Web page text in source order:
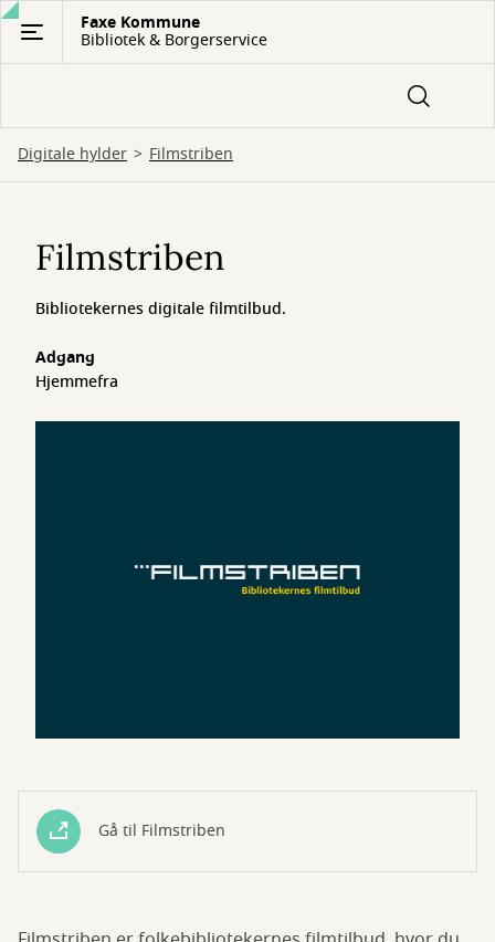
Gå
hovedindhold
Faxe Kommune
Bibliotek & Borgerservice
Digitale hylder Filmstriben
Filmstriben
Bibliotekernes digitale filmtilbud.
Adgang
Hjemmefra
Gå til Filmstriben